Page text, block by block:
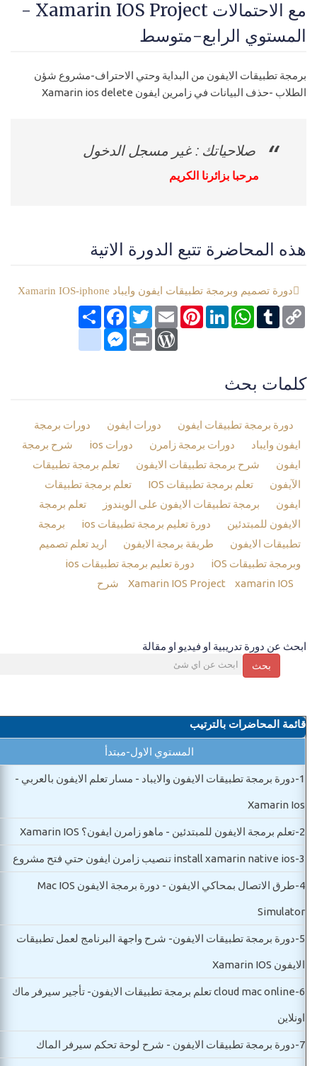
مع الاحتمالات Xamarin IOS Project -
المستوي الرابع-متوسط
برمجة تطبيقات الايفون من البداية وحتي الاحتراف-مشروع شؤن
الطلاب -حذف البيانات في زامرين ايفون Xamarin ios delete
صلاحياتك : غير مسجل الدخول
مرحبا بزائرنا الكريم
هذه المحاضرة تتبع الدورة الاتية
دورة تصميم وبرمجة تطبيقات ايفون وايباد Xamarin IOS-iphone
انشر
FacebookTwitterEmail
PinterestLinkedIn
WhatsAppTumblr Copy
Link
google_bookmarksMessenger Print
WordPress
كلمات بحث
دورة برمجة تطبيقات ايفون دورات ايفون
دورات برمجة
ايفون وايباد
دورات برمجة زامرن دورات ios
شرح برمجة
ايفون
شرح برمجة تطبيقات الايفون
تعلم برمجة تطبيقات
الآيفون
تعلم برمجة تطبيقات IOS
تعلم برمجة تطبيقات
ايفون
برمجة تطبيقات الايفون على الويندوز
تعلم برمجة
الايفون للمبتدئين
دورة تعليم برمجة تطبيقات ios
برمجة
تطبيقات الايفون
طريقة برمجة الايفون
اريد تعلم تصميم
وبرمجة تطبيقات iOS
دورة تعليم برمجة تطبيقات ios
Xamarin IOS Project
xamarin IOS شرح
ابحث عن دورة تدريبية او فيديو او مقالة
بحث
قائمة المحاضرات بالترتيب
المستوي الاول-مبتدأ
1- دورة برمجة تطبيقات الايفون والايباد - مسار تعلم الايفون بالعربي -
Xamarin Ios
2- تعلم برمجة الايفون للمبتدئين - ماهو زامرن ايفون؟ Xamarin IOS
3- install xamarin native ios تنصيب زامرن ايفون حتي فتح مشروع
4- طرق الاتصال بمحاكي الايفون - دورة برمجة الايفون Mac IOS
Simulator
5- دورة برمجة تطبيقات الايفون- شرح واجهة البرنامج لعمل تطبيقات
الايفون Xamarin IOS
6- cloud mac online تعلم برمجة تطبيقات الايفون- تأجير سيرفر ماك
اونلاين
7- دورة برمجة تطبيقات الايفون - شرح لوحة تحكم سيرفر الماك